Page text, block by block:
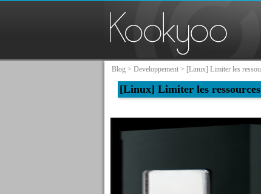
Blog > Developpement > [Linux] Limiter les
[Linux] Limiter les